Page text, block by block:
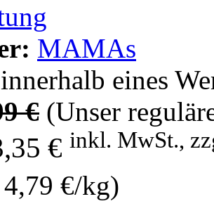
MAMAs
eines
€ (Unser
€ inkl. MwSt.,
€/kg)